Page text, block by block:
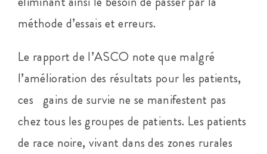
méthode d’essais et erreurs.
Le rapport de l’ASCO note que malgré
l’amélioration des résultats pour les patients,
ces gains de survie ne se manifestent pas
chez tous les groupes de patients. Les patients
de race noire, vivant dans des zones rurales